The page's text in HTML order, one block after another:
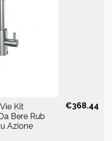
Kit
Bere Rub
Azione
€368.44